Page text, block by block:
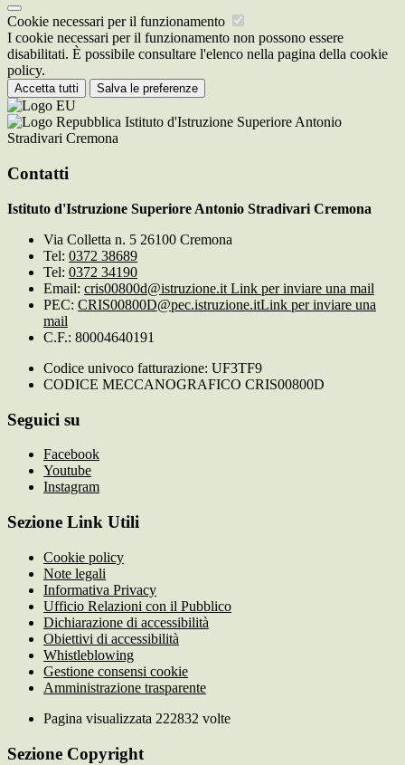
Cookie necessari per il funzionamento
I cookie necessari per il funzionamento non possono essere
disabilitati. È possibile consultare l'elenco nella pagina della cookie
policy.
Accetta tutti Salva le preferenze
Istituto d'Istruzione Superiore Antonio
Stradivari Cremona
Contatti
Istituto d'Istruzione Superiore Antonio Stradivari Cremona
Via Colletta n. 5 26100 Cremona
Tel: 0372 38689
Tel: 0372 34190
Email: cris00800d@istruzione.it Link per inviare una mail
PEC: CRIS00800D@pec.istruzione.itLink per inviare una
mail
C.F.: 80004640191
Codice univoco fatturazione: UF3TF9
CODICE MECCANOGRAFICO CRIS00800D
Seguici su
Facebook
Youtube
Instagram
Sezione Link Utili
Cookie policy
Note legali
Informativa Privacy
Ufficio Relazioni con il Pubblico
Dichiarazione di accessibilità
Obiettivi di accessibilità
Whistleblowing
Gestione consensi cookie
Amministrazione trasparente
Pagina visualizzata 222832 volte
Sezione Copyright